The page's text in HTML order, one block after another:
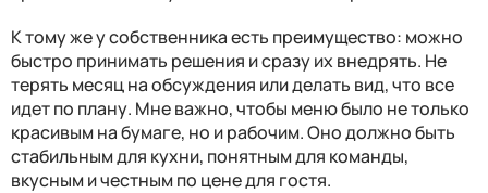
К тому же у собственника есть преимущество: можно
быстро принимать решения и сразу их внедрять. Не
терять месяц на обсуждения или делать вид, что все
идет по плану. Мне важно, чтобы меню было не только
красивым на бумаге, но и рабочим. Оно должно быть
стабильным для кухни, понятным для команды,
вкусным и честным по цене для гостя.